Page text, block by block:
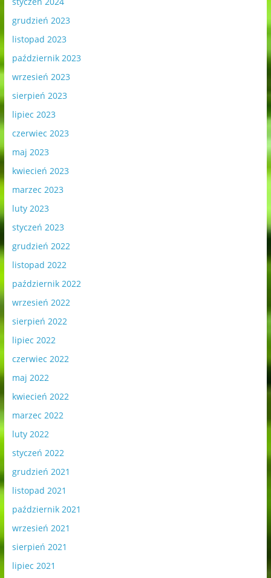
grudzień 2023
listopad 2023
październik 2023
wrzesień 2023
sierpień 2023
lipiec 2023
czerwiec 2023
maj 2023
kwiecień 2023
marzec 2023
luty 2023
styczeń 2023
grudzień 2022
listopad 2022
październik 2022
wrzesień 2022
sierpień 2022
lipiec 2022
czerwiec 2022
maj 2022
kwiecień 2022
marzec 2022
luty 2022
styczeń 2022
grudzień 2021
listopad 2021
październik 2021
wrzesień 2021
sierpień 2021
lipiec 2021